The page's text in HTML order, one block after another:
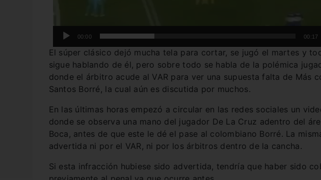
00:00 00:17
El súper clásico dejó mucha tela para cortar, se jugó el martes y
sigue hablando de él, pero sobre todo se habla de la polémica
donde el árbitro acude al VAR para ver una supuesta falta de Más
Santos Borré, la cual aún es discutida por muchos.
En las últimas horas empezó a circular en las redes sociales un
donde se observa una mano del jugador De La Cruz adentro del
Boca, antes de que este le dé el pase al colombiano Borré. La
advertida ni por el VAR, ni por los árbitros dentro de la cancha.
Si esta infracción hubiese sido advertida, tendría que haber sido